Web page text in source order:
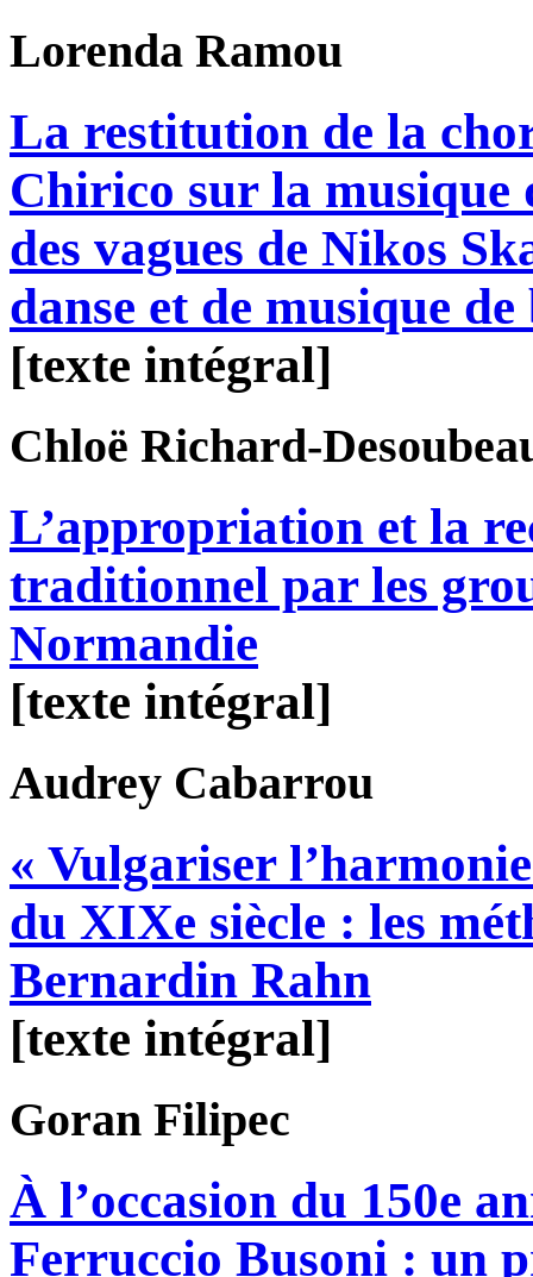
Lorenda Ramou
La restitution de la
Chirico sur la musique
des vagues de Nikos
danse et de musique
[texte intégral]
Chloë Richard-
L’appropriation et la
traditionnel par les
Normandie
[texte intégral]
Audrey Cabarrou
« Vulgariser
du XIXe siècle : les
Bernardin Rahn
[texte intégral]
Goran Filipec
À l’occasion du 150e
Ferruccio Busoni : un